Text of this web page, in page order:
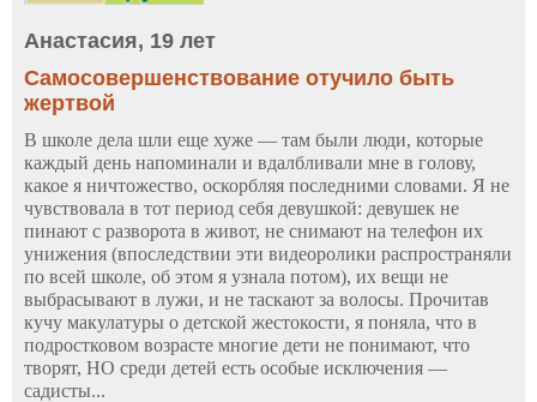
Анастасия, 19 лет
Самосовершенствование отучило быть
жертвой
В школе дела шли еще хуже — там были люди, которые
каждый день напоминали и вдалбливали мне в голову,
какое я ничтожество, оскорбляя последними словами. Я не
чувствовала в тот период себя девушкой: девушек не
пинают с разворота в живот, не снимают на телефон их
унижения (впоследствии эти видеоролики распространяли
по всей школе, об этом я узнала потом), их вещи не
выбрасывают в лужи, и не таскают за волосы. Прочитав
кучу макулатуры о детской жестокости, я поняла, что в
подростковом возрасте многие дети не понимают, что
творят, НО среди детей есть особые исключения —
садисты...